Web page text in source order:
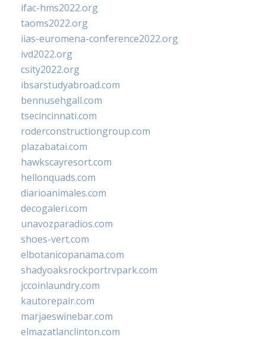
ifac-hms2022.org
taoms2022.org
iias-euromena-conference2022.org
ivd2022.org
csity2022.org
ibsarstudyabroad.com
bennusehgall.com
tsecincinnati.com
roderconstructiongroup.com
plazabatai.com
hawkscayresort.com
hellonquads.com
diarioanimales.com
decogaleri.com
unavozparadios.com
shoes-vert.com
elbotanicopanama.com
shadyoaksrockportrvpark.com
jccoinlaundry.com
kautorepair.com
marjaeswinebar.com
elmazatlanclinton.com